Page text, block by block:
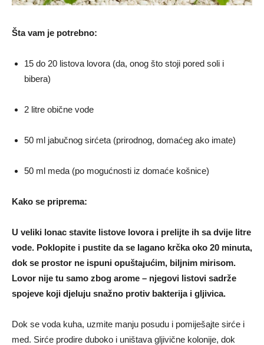
Šta vam je potrebno:
15 do 20 listova lovora (da, onog što stoji pored soli i
bibera)
2 litre obične vode
50 ml jabučnog sirćeta (prirodnog, domaćeg ako imate)
50 ml meda (po mogućnosti iz domaće košnice)
Kako se priprema:
U veliki lonac stavite listove lovora i prelijte ih sa dvije litre
vode. Poklopite i pustite da se lagano krčka oko 20 minuta,
dok se prostor ne ispuni opuštajućim, biljnim mirisom.
Lovor nije tu samo zbog arome – njegovi listovi sadrže
spojeve koji djeluju snažno protiv bakterija i gljivica.
Dok se voda kuha, uzmite manju posudu i pomiješajte sirće i
med. Sirće prodire duboko i uništava gljivične kolonije, dok